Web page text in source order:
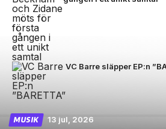
VC Barre släpper EP:n
MUSIK 13 jul, 2026